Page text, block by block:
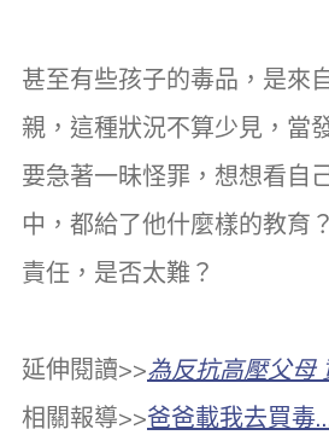
甚至有些孩子的毒品，是來
親，這種狀況不算少見，當
要急著一昧怪罪，想想看自
中，都給了他什麼樣的教育
責任，是否太難？
延伸閱讀>>為反抗高壓父母
相關報導>>爸爸載我去買毒